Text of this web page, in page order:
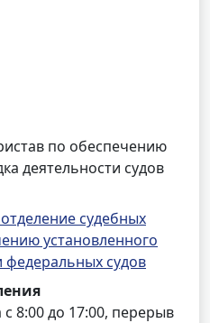
по обеспечению
деятельности судов
судебных
установленного
федеральных судов
8:00 до 17:00, перерыв